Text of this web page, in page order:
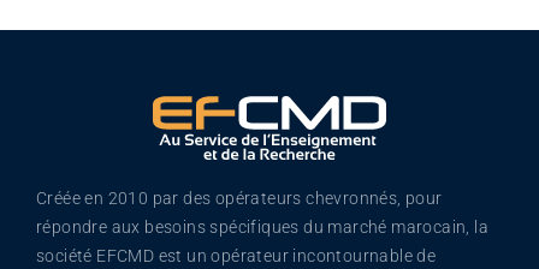
Créée en 2010 par des opérateurs chevronnés, pour
répondre aux besoins spécifiques du marché marocain, la
société EFCMD est un opérateur incontournable de